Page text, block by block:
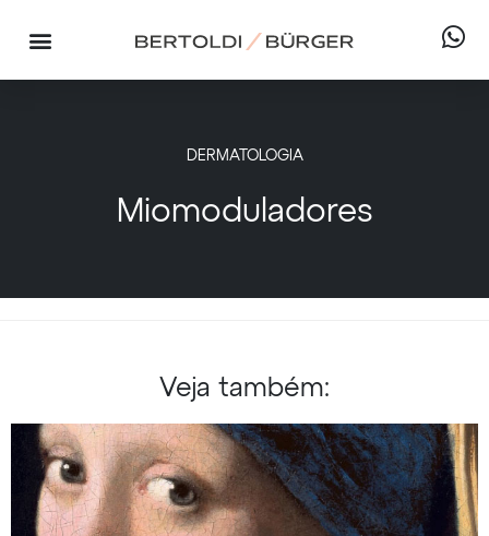
DERMATOLOGIA
Miomoduladores
Veja também: